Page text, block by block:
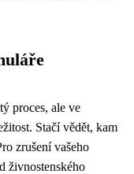
proces, ale ve
Stačí vědět, kam
zrušení vašeho
živnostenského